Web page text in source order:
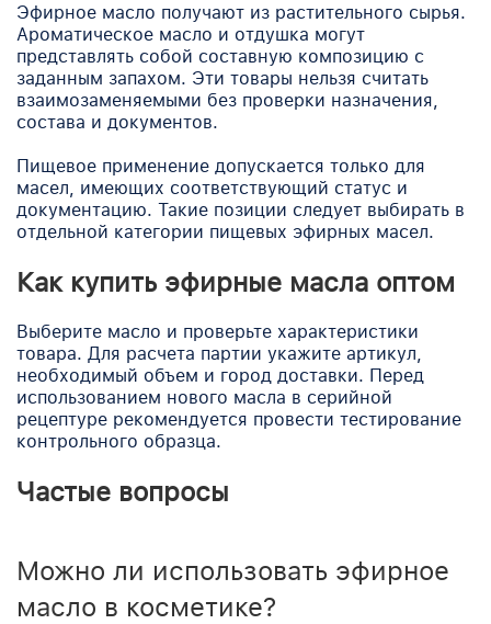
Эфирное масло получают из растительного сырья.
Ароматическое масло и отдушка могут
представлять собой составную композицию с
заданным запахом. Эти товары нельзя считать
взаимозаменяемыми без проверки назначения,
состава и документов.
Пищевое применение допускается только для
масел, имеющих соответствующий статус и
документацию. Такие позиции следует выбирать в
отдельной категории пищевых эфирных масел.
Как купить эфирные масла оптом
Выберите масло и проверьте характеристики
товара. Для расчета партии укажите артикул,
необходимый объем и город доставки. Перед
использованием нового масла в серийной
рецептуре рекомендуется провести тестирование
контрольного образца.
Частые вопросы
Можно ли использовать эфирное
масло в косметике?